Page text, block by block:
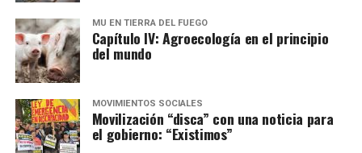
MU EN TIERRA DEL FUEGO
Capítulo IV: Agroecología en el principio
del mundo
MOVIMIENTOS SOCIALES
Movilización “disca” con una noticia para
el gobierno: “Existimos”